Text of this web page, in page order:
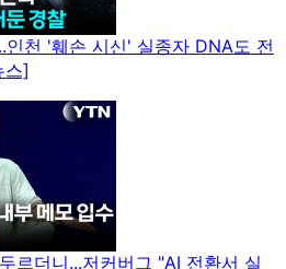
인천 '훼손 시신' 실종자 DNA도 전
스]
르더니...저커버그 "AI 전환서 실